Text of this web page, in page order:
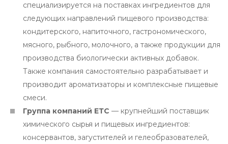
специализируется на поставках ингредиентов для
следующих направлений пищевого производства:
кондитерского, напиточного, гастрономического,
мясного, рыбного, молочного, а также продукции для
производства биологически активных добавок.
Также компания самостоятельно разрабатывает и
производит ароматизаторы и комплексные пищевые
смеси.
Группа компаний ЕТС — крупнейший поставщик
химического сырья и пищевых ингредиентов:
консервантов, загустителей и гелеобразователей,